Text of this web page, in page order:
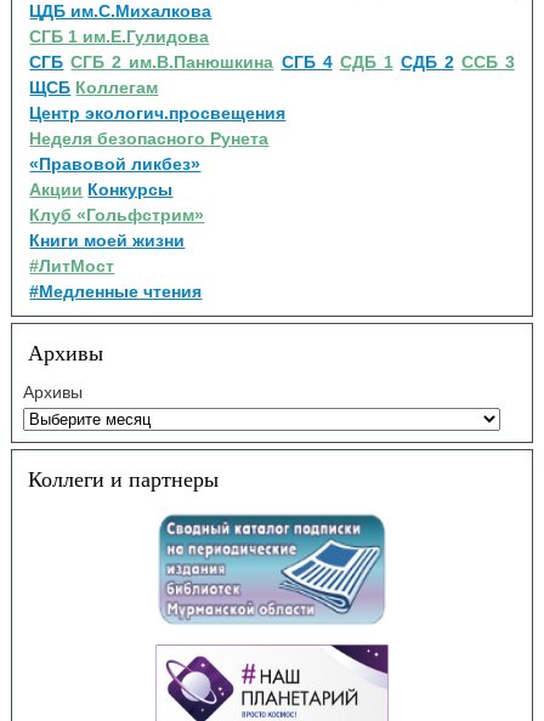
ЦДБ им.С.Михалкова
СГБ 1 им.Е.Гулидова
СГБ СГБ 2 им.В.Панюшкина СГБ 4 СДБ 1 СДБ 2 ССБ 3
ЩСБ Коллегам
Центр экологич.просвещения
Неделя безопасного Рунета
«Правовой ликбез»
Акции Конкурсы
Клуб «Гольфстрим»
Книги моей жизни
#ЛитМост
#Медленные чтения
Архивы
Архивы
Коллеги и партнеры